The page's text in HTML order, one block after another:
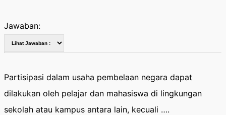
Jawaban:
Partisipasi dalam usaha pembelaan negara dapat
dilakukan oleh pelajar dan mahasiswa di lingkungan
sekolah atau kampus antara lain, kecuali ….